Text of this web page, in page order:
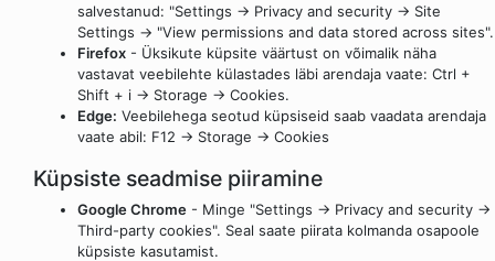
salvestanud: "Settings -> Privacy and security -> Site
Settings -> "View permissions and data stored across sites".
Firefox - Üksikute küpsite väärtust on võimalik näha
vastavat veebilehte külastades läbi arendaja vaate: Ctrl +
Shift + i -> Storage -> Cookies.
Edge: Veebilehega seotud küpsiseid saab vaadata arendaja
vaate abil: F12 -> Storage -> Cookies
Küpsiste seadmise piiramine
Google Chrome - Minge "Settings -> Privacy and security ->
Third-party cookies". Seal saate piirata kolmanda osapoole
küpsiste kasutamist.